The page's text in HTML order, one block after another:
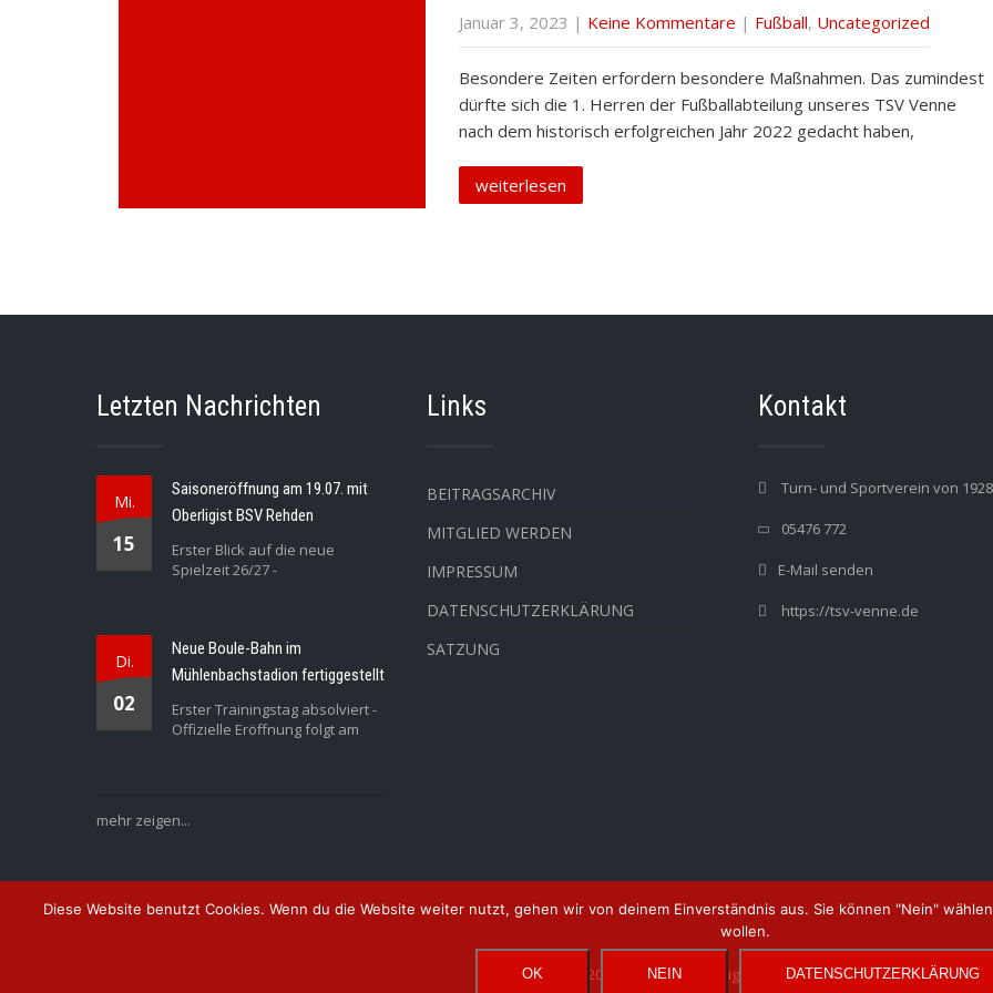
Januar 3, 2023 | Keine Kommentare | Fußball, Uncategorized
Besondere Zeiten erfordern besondere Maßnahmen. Das zumindest
dürfte sich die 1. Herren der Fußballabteilung unseres TSV Venne
nach dem historisch erfolgreichen Jahr 2022 gedacht haben,
weiterlesen
Letzten Nachrichten
Mi.
15
Saisoneröffnung am 19.07. mit
Oberligist BSV Rehden
Erster Blick auf die neue
Spielzeit 26/27 -
Di.
02
Neue Boule-Bahn im
Mühlenbachstadion fertiggestellt
Erster Trainingstag absolviert -
Offizielle Eröffnung folgt am
mehr zeigen...
Links
BEITRAGSARCHIV
MITGLIED WERDEN
IMPRESSUM
DATENSCHUTZERKLÄRUNG
SATZUNG
Kontakt
Turn- und Sportverein von
05476 772
E-Mail senden
https://tsv-venne.de
Copyright © 2022 TSV Venne. Design & developed by Patrick Strakeljahn
Diese Website benutzt Cookies. Wenn du die Website weiter nutzt, gehen wir von deinem Einverständnis aus. Sie können "Nein"
wollen.
OK NEIN DATENSCHUTZERKLÄRUNG